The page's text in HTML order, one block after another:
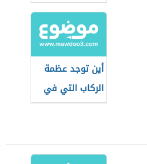
أين توجد عظمة
الركاب التي في
الإنسان